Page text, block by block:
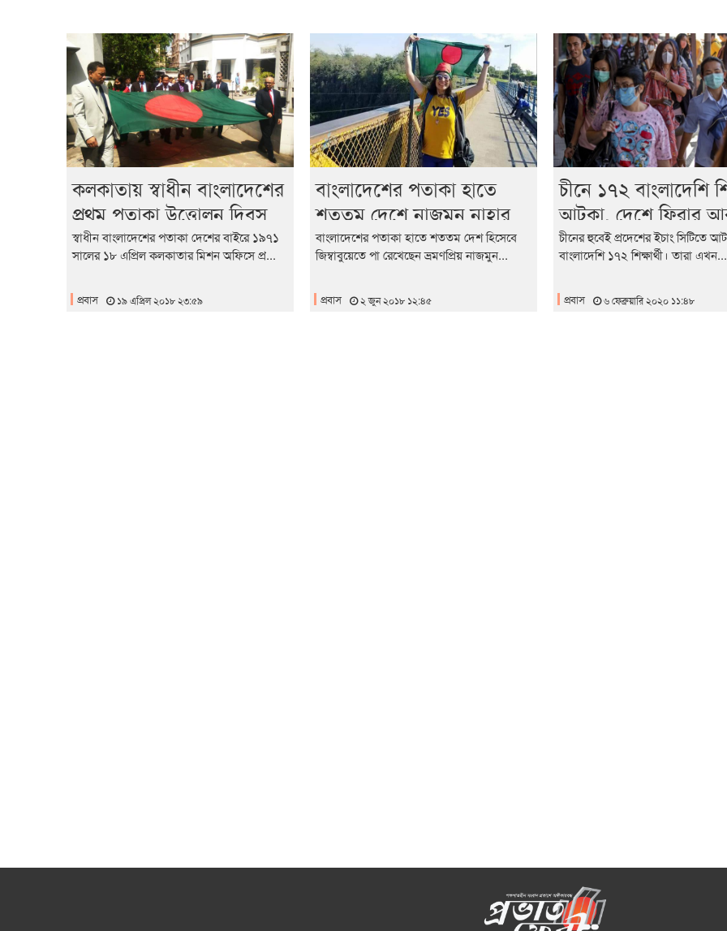
কলকাতায় স্বাধীন বাংলাদেশের
প্রথম পতাকা উত্তোলন দিবস
পালিত
স্বাধীন বাংলাদেশের পতাকা দেশের বাইরে ১৯৭১
সালের ১৮ এপ্রিল কলকাতার মিশন অফিসে প্র...
প্রবাস ১৯ এপ্রিল ২০১৮ ২৩:৫৯
বাংলাদেশের পতাকা হাতে
শততম দেশে নাজমুন নাহার
বাংলাদেশের পতাকা হাতে শততম দেশ হিসেবে
জিম্বাবুয়েতে পা রেখেছেন ভ্রমণপ্রিয় নাজমুন...
প্রবাস ২ জুন ২০১৮ ১২:৪৫
চীনে ১৭২ বাংলাদেশি
আটকা, দেশে ফিরার
চীনের হুবেই প্রদেশের ইচাং সিটিতে
বাংলাদেশি ১৭২ শিক্ষার্থী। তারা এখন...
প্রবাস ৬ ফেব্রুয়ারি ২০২০ ১১:৪৮